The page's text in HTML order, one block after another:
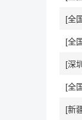
[全
[全
[深
[全
[新